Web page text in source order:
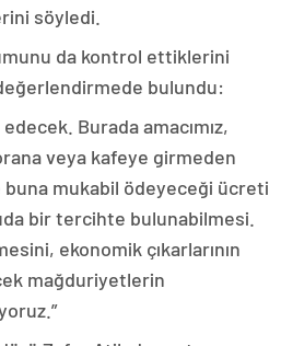
söyledi.
da kontrol ettiklerini
bulundu:
Burada amacımız,
veya kafeye girmeden
buna mukabil ödeyeceği ücreti
bir tercihte bulunabilmesi.
ekonomik çıkarlarının
mağduriyetlerin